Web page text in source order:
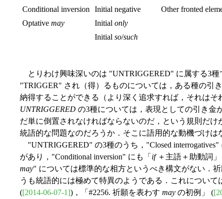
Conditional inversion
Initial negative
Other fronted
Optative may Initial only
Initial so/such
とりわけ興味深いのは "UNTRIGGERED" に属する3
"TRIGGER" され（得）るものについては，ある種の引
納得することができる（より深く追求すれば，それはそ
UNTRIGGERED の3種については，表現としての引き金
だ単に倒置されなければならないのだ，という規則だ
統語的な問題なのだろうか．そこに語用的な動機づけは
"UNTRIGGERED" の3種のうち，"Closed
があり，"Conditional inversion" にも「 if＋主語＋助動詞」
may" については標準的な相方というべき構文がない．
うも統語的には極めて特異のようである．これについて
([2014-06-07-1])，「#2256. 祈願を表わす may の初例」 (